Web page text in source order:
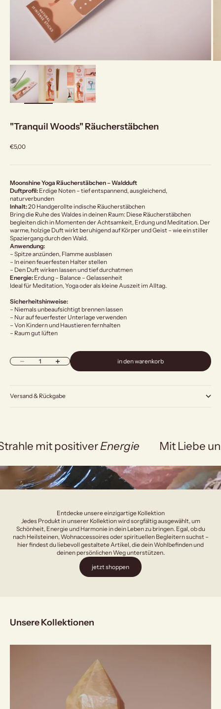
bild
vergrößern
"Tranquil Woods" Räucherstäbchen
Angebot
€5,00
Moonshine Yoga Räucherstäbchen – Waldduft
Duftprofil: Erdige Noten – tief entspannend, ausgleichend,
naturverbunden
Inhalt:20 Handgerollte indische Räucherstäbchen
Bring die Ruhe des Waldes in deinen Raum: Diese Räucherstäbchen
begleiten dich in Momenten der Achtsamkeit, Erdung und Meditation. Der
warme, holzige Duft wirkt beruhigend auf Körper und Geist – wie ein stiller
Spaziergang durch den Wald.
Anwendung:
– Spitze anzünden, Flamme ausblasen
– In einen feuerfesten Halter stellen
– Den Duft wirken lassen und tief durchatmen
Energie: Erdung – Balance – Gelassenheit
Ideal für Meditation, Yoga oder als kleine Auszeit im Alltag.
Sicherheitshinweise:
– Niemals unbeaufsichtigt brennen lassen
– Nur auf feuerfester Unterlage verwenden
– Von Kindern und Haustieren fernhalten
– Raum gut lüften
Anzahl verringernAnzahl erhöhen in den warenkorb
Versand & Rückgabe
mit positiverEnergie Mit Liebe
Entdecke unsere einzigartige Kollektion
Jedes Produkt in unserer Kollektion wird sorgfältig ausgewählt, um
Schönheit, Energie und Harmonie in dein Leben zu bringen. Egal, ob du
nach Heilsteinen, Wohnaccessoires oder spirituellen Begleitern suchst –
hier findest du liebevoll gestaltete Artikel, die dein Wohlbefinden und
deinen persönlichen Weg unterstützen.
jetzt shoppen
Unsere Kollektionen